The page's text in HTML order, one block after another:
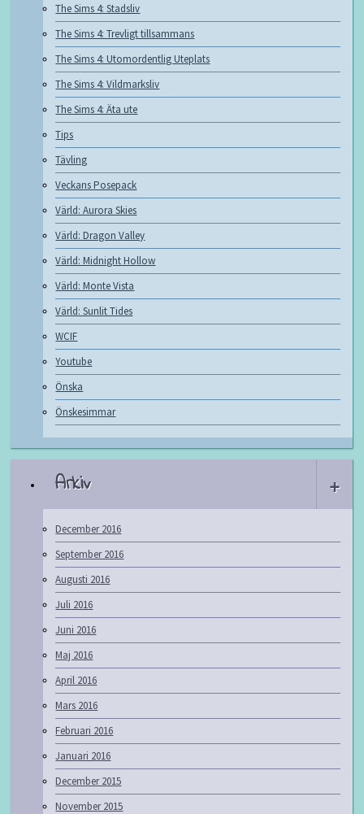
The Sims 4: Stadsliv
The Sims 4: Trevligt tillsammans
The Sims 4: Utomordentlig Uteplats
The Sims 4: Vildmarksliv
The Sims 4: Äta ute
Tips
Tävling
Veckans Posepack
Värld: Aurora Skies
Värld: Dragon Valley
Värld: Midnight Hollow
Värld: Monte Vista
Värld: Sunlit Tides
WCIF
Youtube
Önska
Önskesimmar
Arkiv +
December 2016
September 2016
Augusti 2016
Juli 2016
Juni 2016
Maj 2016
April 2016
Mars 2016
Februari 2016
Januari 2016
December 2015
November 2015